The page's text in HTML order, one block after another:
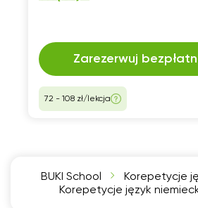
Zarezerwuj
72 - 108 zł/lekcja
BUKI School
Korepetycje
Korepetycje język